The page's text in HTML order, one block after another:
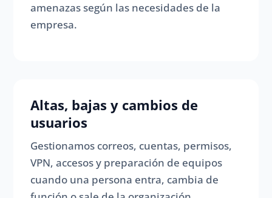
amenazas según las necesidades de la
empresa.
Altas, bajas y cambios de
usuarios
Gestionamos correos, cuentas, permisos,
VPN, accesos y preparación de equipos
cuando una persona entra, cambia de